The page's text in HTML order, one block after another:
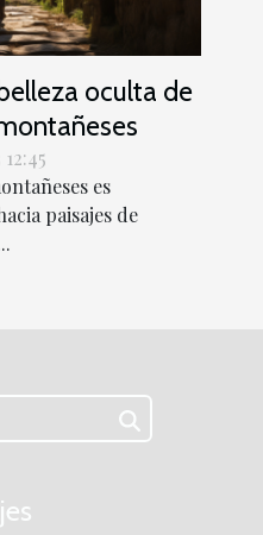
oculta de
es
paisajes de